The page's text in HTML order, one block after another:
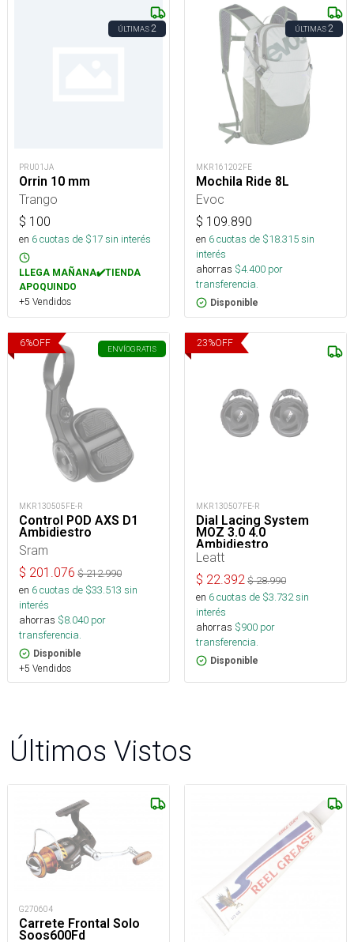
ÚLTIMAS2
PRU01JA
Orrin 10 mm
Trango
$ 100
en 6cuotas de $17sin interés
LLEGA MAÑANA✔️TIENDA
APOQUINDO
+5 Vendidos
ÚLTIMAS2
MKR161202FE
Mochila Ride 8L
Evoc
$ 109.890
en 6cuotas de $18.315sin
interés
ahorras $4.400 por
transferencia.
Disponible
6%OFF
ENVÍOGRATIS
MKR130505FE-R
Control POD AXS D1
Ambidiestro
Sram
$ 201.076 $212.990
en 6cuotas de $33.513 sin
interés
ahorras $8.040 por
transferencia.
Disponible
+5 Vendidos
23%OFF
MKR130507FE-R
Dial Lacing System
MOZ 3.0 4.0
Ambidiestro
Leatt
$ 22.392 $28.990
en 6cuotas de $3.732sin
interés
ahorras $900 por
transferencia.
Disponible
Últimos Vistos
G270604
Carrete Frontal Solo
Soos600Fd